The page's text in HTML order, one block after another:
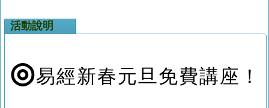
活動說明
◎易經新春元旦免費講座！